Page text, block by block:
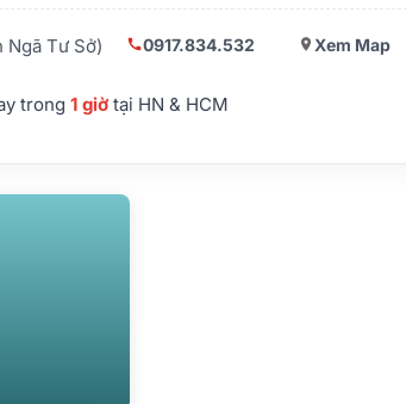
Tư Sở) 0917.834.532 Xem Map
trong 1 giờtại HN & HCM